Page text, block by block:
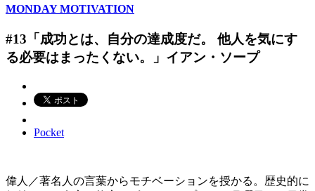
MONDAY MOTIVATION
#13「成功とは、自分の達成度だ。 他人を気にす
る必要はまったくない。」イアン・ソープ
Pocket
偉人／著名人の言葉からモチベーションを授かる。歴史的に